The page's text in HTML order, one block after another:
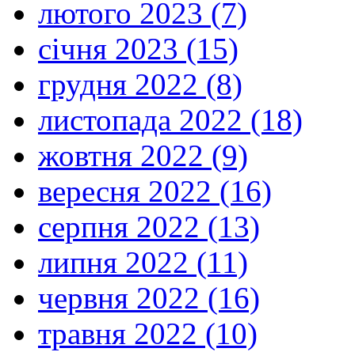
лютого 2023 (7)
січня 2023 (15)
грудня 2022 (8)
листопада 2022 (18)
жовтня 2022 (9)
вересня 2022 (16)
серпня 2022 (13)
липня 2022 (11)
червня 2022 (16)
травня 2022 (10)